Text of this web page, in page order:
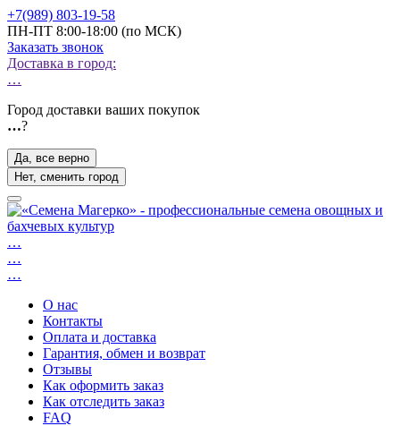
+7(989) 803-19-58
ПН-ПТ 8:00-18:00 (по МСК)
Заказать звонок
Доставка в город:
…
Город доставки ваших покупок
…?
Да, все верно
Нет, сменить город
…
…
…
О нас
Контакты
Оплата и доставка
Гарантия, обмен и возврат
Отзывы
Как оформить заказ
Как отследить заказ
FAQ